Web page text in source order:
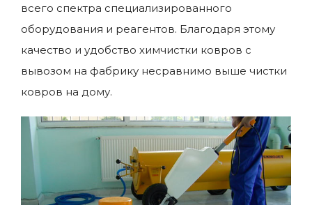
всего спектра специализированного
оборудования и реагентов. Благодаря этому
качество и удобство химчистки ковров с
вывозом на фабрику несравнимо выше чистки
ковров на дому.